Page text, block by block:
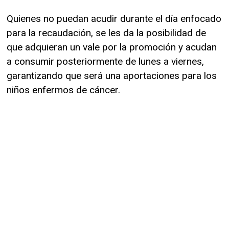
Quienes no puedan acudir durante el día enfocado
para la recaudación, se les da la posibilidad de
que adquieran un vale por la promoción y acudan
a consumir posteriormente de lunes a viernes,
garantizando que será una aportaciones para los
niños enfermos de cáncer.